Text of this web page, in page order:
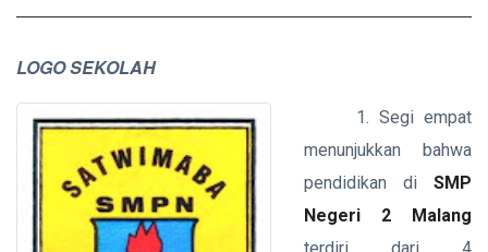
LOGO SEKOLAH
1. Segi empat
menunjukkan bahwa
pendidikan di SMP
Negeri 2 Malang